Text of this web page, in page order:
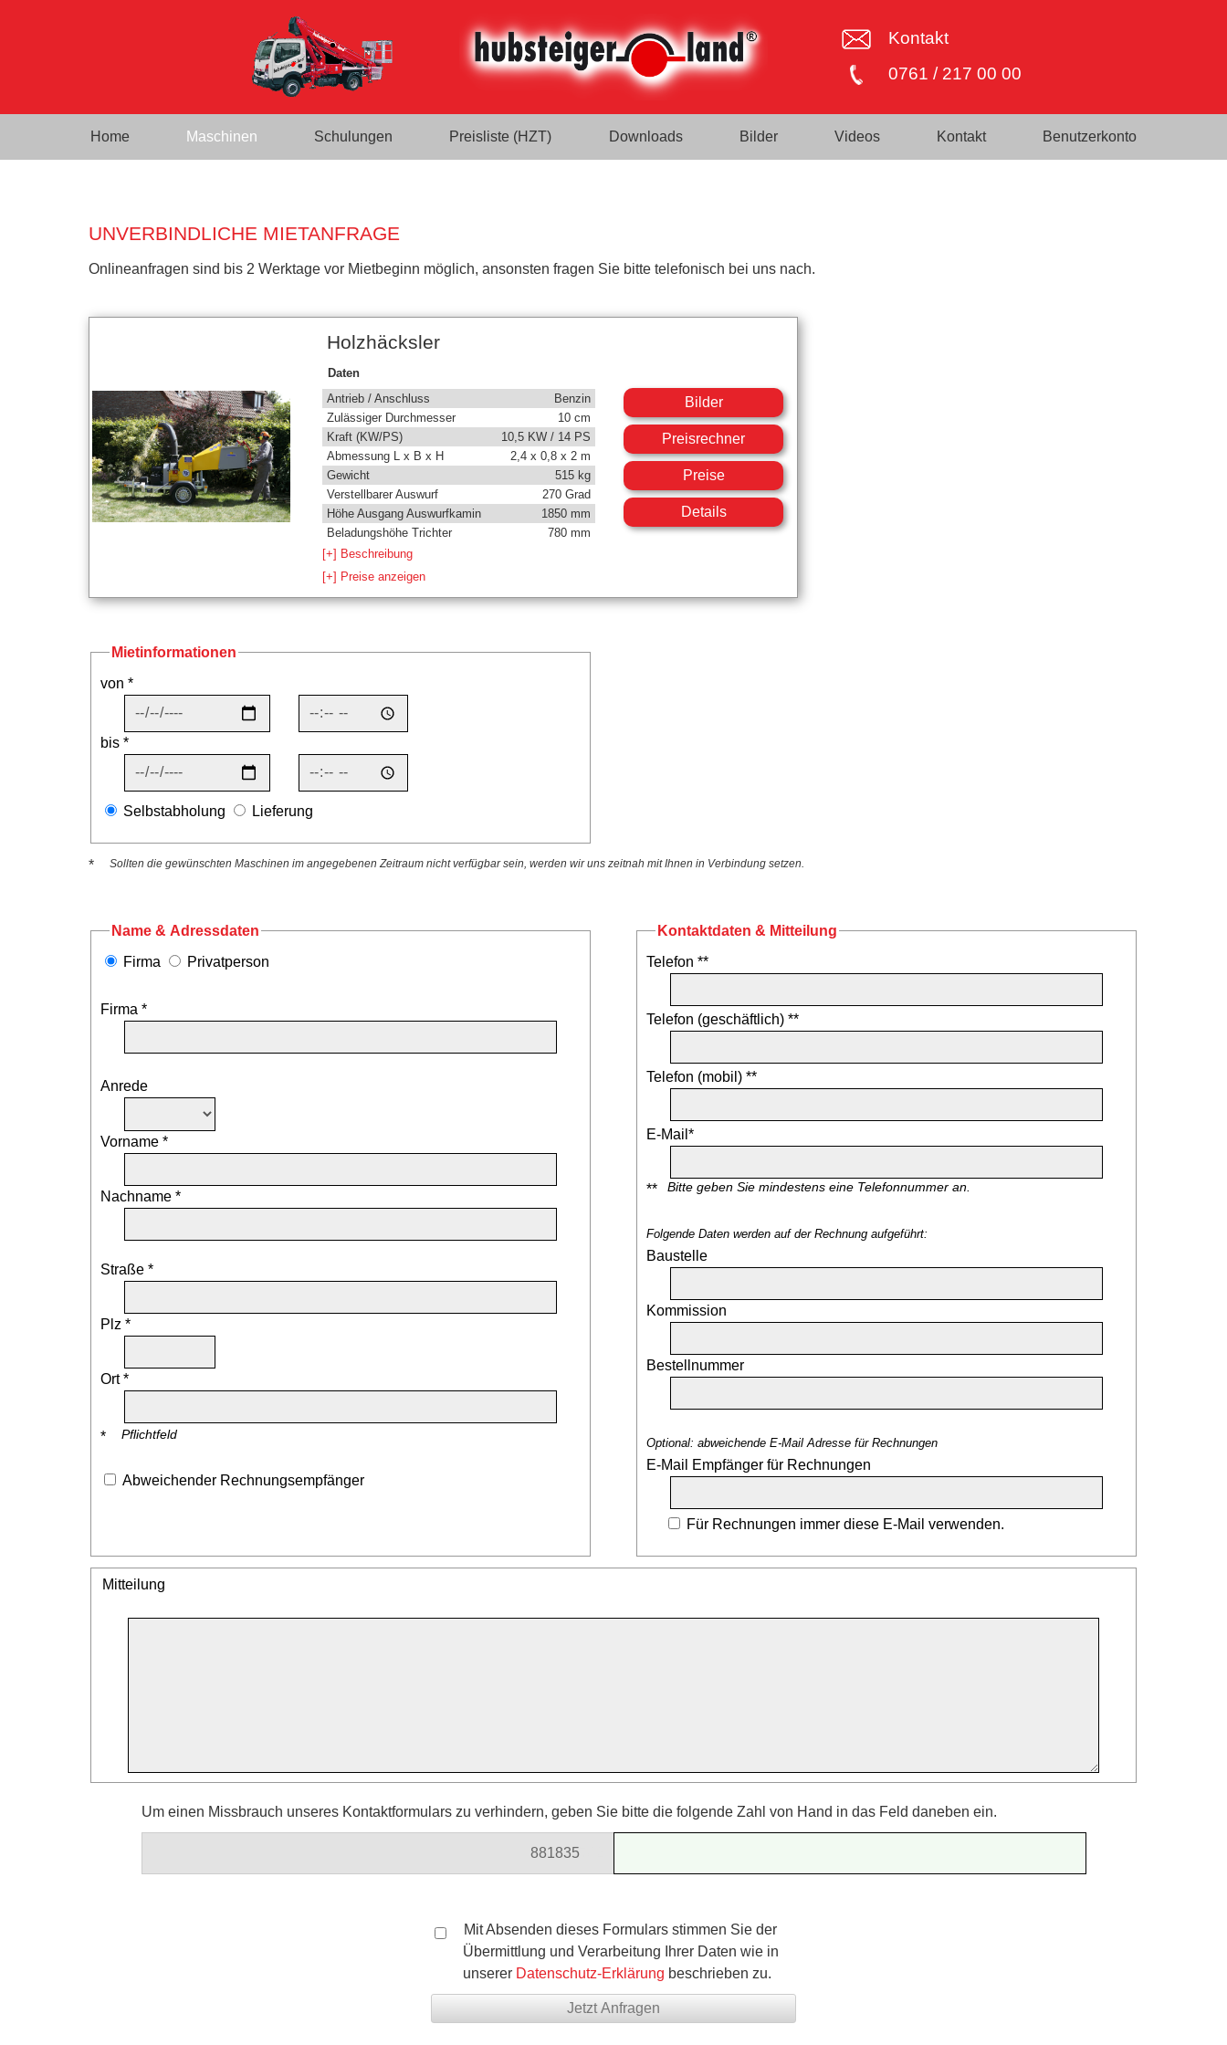
Kontakt
0761 / 217 00 00
Home Maschinen Schulungen Preisliste (HZT) Downloads Bilder Videos Kontakt Benutzerkonto
UNVERBINDLICHE MIETANFRAGE
Onlineanfragen sind bis 2 Werktage vor Mietbeginn möglich, ansonsten fragen Sie bitte telefonisch bei uns nach.
Holzhäcksler
Daten
Antrieb / Anschluss
Benzin
Zulässiger Durchmesser
10 cm
Kraft (KW/PS)
10,5 KW / 14 PS
Abmessung L x B x H
2,4 x 0,8 x 2 m
Gewicht
515 kg
Verstellbarer Auswurf
270 Grad
Höhe Ausgang Auswurfkamin
1850 mm
Beladungshöhe Trichter
780 mm
[+] Beschreibung
[+] Preise anzeigen
Bilder
Preisrechner
Preise
Details
Mietinformationen
von *
bis *
Selbstabholung Lieferung
* Sollten die gewünschten Maschinen im angegebenen Zeitraum nicht verfügbar sein, werden wir uns zeitnah mit Ihnen in Verbindung setzen.
Name & Adressdaten
Firma
Privatperson
Firma *
Anrede
Vorname *
Nachname *
Straße *
Plz *
Ort *
* Pflichtfeld
Abweichender Rechnungsempfänger
Kontaktdaten & Mitteilung
Telefon **
Telefon (geschäftlich) **
Telefon (mobil) **
E-Mail*
** Bitte geben Sie mindestens eine Telefonnummer an.
Folgende Daten werden auf der Rechnung aufgeführt:
Baustelle
Kommission
Bestellnummer
Optional: abweichende E-Mail Adresse für Rechnungen
E-Mail Empfänger für Rechnungen
Für Rechnungen immer diese E-Mail verwenden.
Mitteilung
Um einen Missbrauch unseres Kontaktformulars zu verhindern, geben Sie bitte die folgende Zahl von Hand in das Feld daneben ein.
881835
Mit Absenden dieses Formulars stimmen Sie der
Übermittlung und Verarbeitung Ihrer Daten wie in
unserer Datenschutz-Erklärung beschrieben zu.